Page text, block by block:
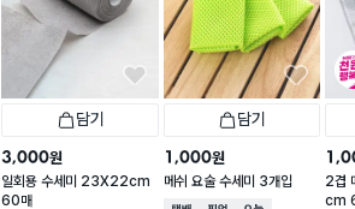
담기
3,000원
일회용 수세미 23X22cm
60매
담기
1,000원
메쉬 요술 수세미 3개입
2겹
cm